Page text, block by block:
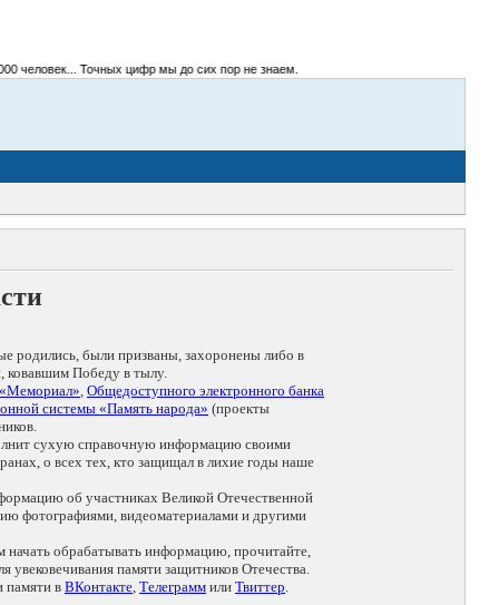
человек... Точных цифр мы до сих пор не знаем.
родились, были призваны, захоронены либо в
ковавшим Победу в тылу.
, Общедоступного электронного банка
системы «Память народа» (проекты
сухую справочную информацию своими
о всех тех, кто защищал в лихие годы наше
об участниках Великой Отечественной
фотографиями, видеоматериалами и другими
начать обрабатывать информацию, прочитайте,
памяти защитников Отечества.
памяти в ВКонтакте, Телеграмм или Твиттер.